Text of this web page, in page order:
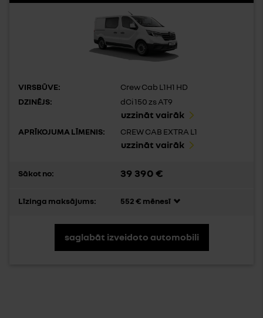
VIRSBŪVE:
Crew Cab L1H1 HD
DZINĒJS:
dCi 150 zs AT9
uzzināt vairāk
APRĪKOJUMA LĪMENIS: CREW CAB EXTRA L1
uzzināt vairāk
Sākot no: 39 390 €
Līzinga maksājums: 552 € mēnesī
saglabāt izveidoto automobili